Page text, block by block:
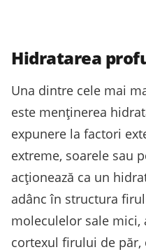
Hidratarea
Una dintre cele mai
este menținerea
expunere la factori
extreme, soarele sau
acționează ca un
adânc în structura
moleculelor sale mici,
cortexul firului de